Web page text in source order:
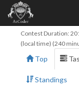
Contest Duration:
(local time) (240
Top
Standings